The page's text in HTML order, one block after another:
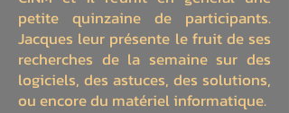
petite quinzaine de participants.
Jacques leur présente le fruit de ses
recherches de la semaine sur des
logiciels, des astuces, des solutions,
ou encore du matériel informatique.